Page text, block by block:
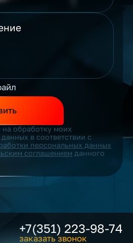
на обработку моих
в соответствии с
персональных данных
соглашением данного
+7(351) 223-98-74
заказать звонок